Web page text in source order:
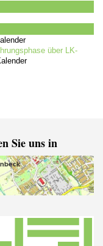
über LK-
Sie uns in